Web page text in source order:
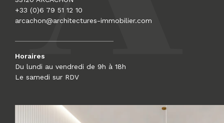
+33 (0)6 79 51 12 10
arcachon@architectures-immobilier.com
Horaires
Du lundi au vendredi de 9h à 18h
Le samedi sur RDV